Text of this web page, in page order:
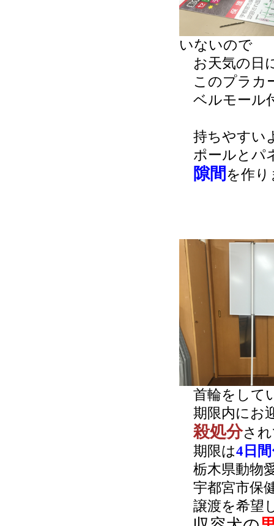
いないので
お天気の日
このプラカ
ベルモール
持ちやすい
ポールとパ
隙間 を作
首輪をして
期限内にお
殺処分さ
期限は4日
栃木県動物
宇都宮市保
譲渡を希望